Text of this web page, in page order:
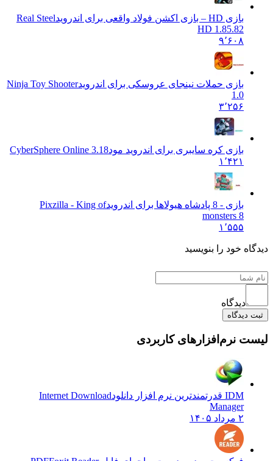
بازی HD – بازی اکشن فولاد واقعی برای اندروید
Real Steel
HD 1.85.82
۹٬۶۰۸
بازی حملات نینجای عروسکی برای اندرویدNinja Toy Shooter
1.0
۳٬۲۵۶
بازی کره سایبری برای اندروید مودCyberSphere Online 3.18
۱٬۴۲۱
بازی - 8 پادشاه هیولاها برای اندروید
Pixzilla - King of
monsters 8
۱٬۵۵۵
دیدگاه خود را بنویسید
دیدگاه
ثبت دیدگاه
لیست نرم‌افزارهای کاربردی
IDM قدرتمندترین نرم افزار دانلود
Internet Download
Manager
۲ مرداد ۱۴۰۵